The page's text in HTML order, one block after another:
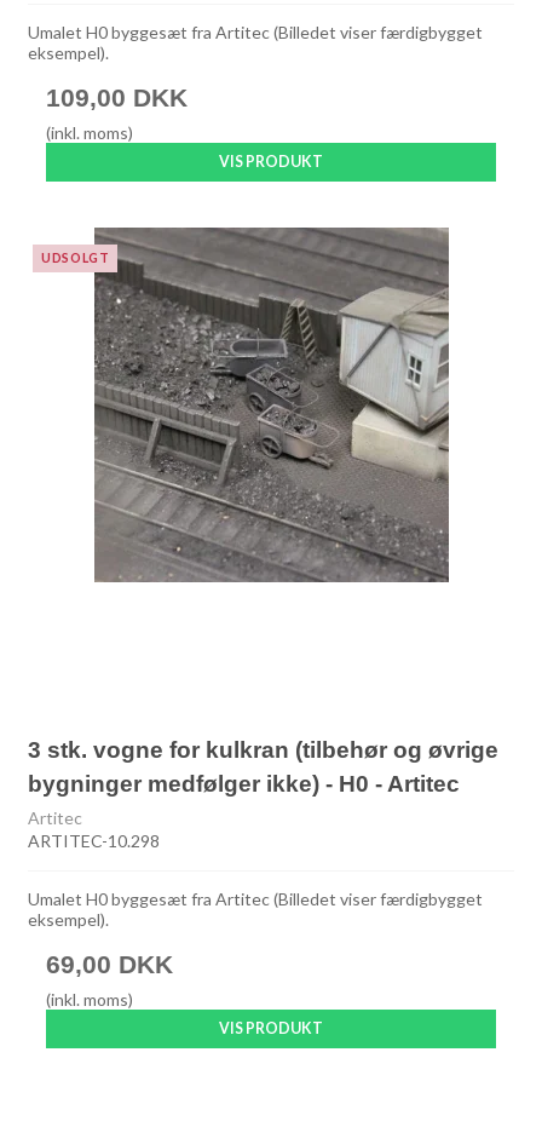
Umalet H0 byggesæt fra Artitec (Billedet viser færdigbygget
eksempel).
109,00 DKK
(inkl. moms)
VIS PRODUKT
UDSOLGT
3 stk. vogne for kulkran (tilbehør og øvrige
bygninger medfølger ikke) - H0 - Artitec
Artitec
ARTITEC-10.298
Umalet H0 byggesæt fra Artitec (Billedet viser færdigbygget
eksempel).
69,00 DKK
(inkl. moms)
VIS PRODUKT